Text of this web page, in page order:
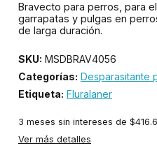
Bravecto para perros, para
garrapatas y pulgas en
de larga duración.
SKU: MSDBRAV4056
Categorías: Desparasitante
Etiqueta: Fluralaner
3 meses sin intereses de
Ver más detalles